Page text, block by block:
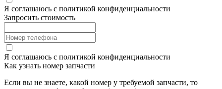
Я соглашаюсь с политикой конфиденциальности
Запросить стоимость
Я соглашаюсь с политикой конфиденциальности
Как узнать номер запчасти
Если вы не знаете, какой номер у требуемой запчасти, то